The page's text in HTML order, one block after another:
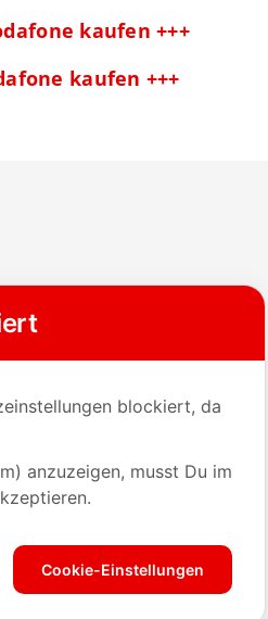
kaufen +++
kaufen +++